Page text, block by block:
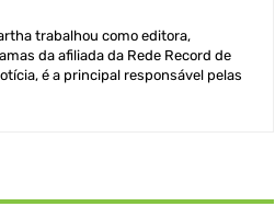
trabalhou como editora,
da afiliada da Rede Record de
é a principal responsável pelas